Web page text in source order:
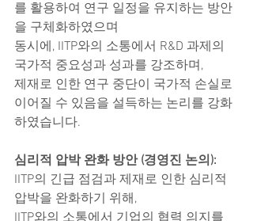
를 활용하여 연구 일정을 유지하는 방안
을 구체화하였으며
동시에, IITP와의 소통에서 R&D 과제의
국가적 중요성과 성과를 강조하며,
제재로 인한 연구 중단이 국가적 손실로
이어질 수 있음을 설득하는 논리를 강화
하였습니다.
심리적 압박 완화 방안 (경영진 논의):
IITP의 긴급 점검과 제재로 인한 심리적
압박을 완화하기 위해,